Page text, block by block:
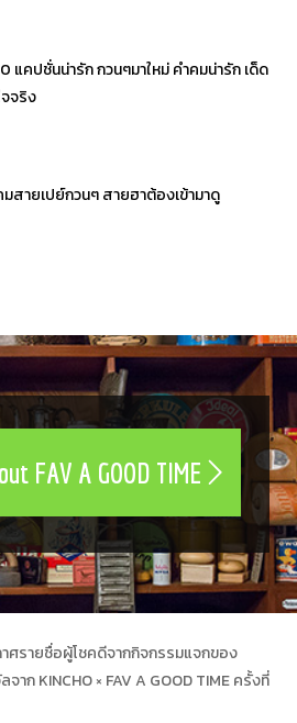
แคปชั่นน่ารัก กวนๆมาใหม่ คำคมน่ารัก เด็ด
จริง
สายเปย์กวนๆ สายฮาต้องเข้ามาดู
FAV A GOOD TIME
าศรายชื่อผู้โชคดีจากกิจกรรมแจกของ
จาก KINCHO × FAV A GOOD TIME ครั้งที่